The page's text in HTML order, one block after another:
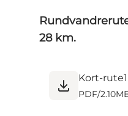
28 km.
Kort-
PDF/